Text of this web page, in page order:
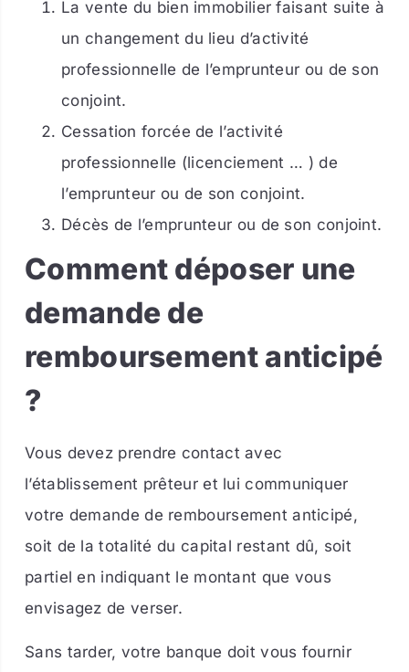
La vente du bien immobilier faisant suite à
un changement du lieu d’activité
professionnelle de l’emprunteur ou de son
conjoint.
Cessation forcée de l’activité
professionnelle (licenciement … ) de
l’emprunteur ou de son conjoint.
Décès de l’emprunteur ou de son conjoint.
Comment déposer une
demande de
remboursement anticipé
?
Vous devez prendre contact avec
l’établissement prêteur et lui communiquer
votre demande de remboursement anticipé,
soit de la totalité du capital restant dû, soit
partiel en indiquant le montant que vous
envisagez de verser.
Sans tarder, votre banque doit vous fournir